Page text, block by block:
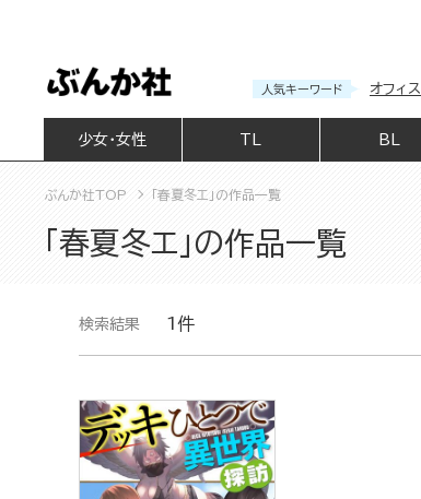
人気キーワード オフィス
少女・女性 BL
ぶんか社TOP 「春夏冬エ」の作品一覧
「春夏冬エ」の作品一覧
検索結果 1件